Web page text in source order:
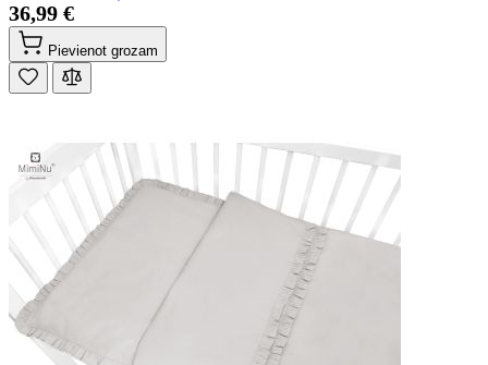
36,99 €
Pievienot grozam